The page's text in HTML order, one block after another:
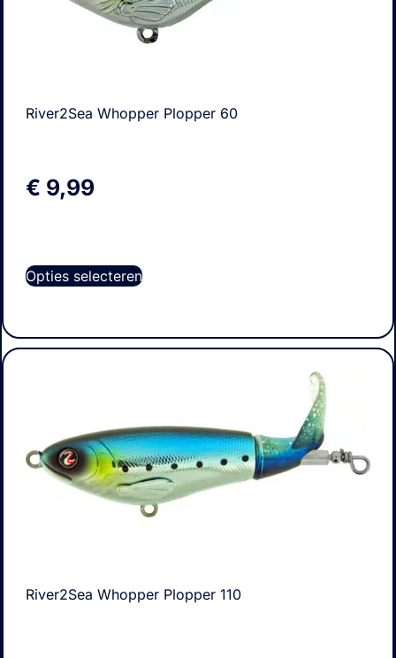
River2Sea Whopper Plopper 60
€ 9,99
Opties selecteren
River2Sea Whopper Plopper 110